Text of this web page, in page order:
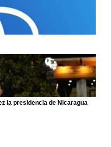
la presidencia de Nicaragua